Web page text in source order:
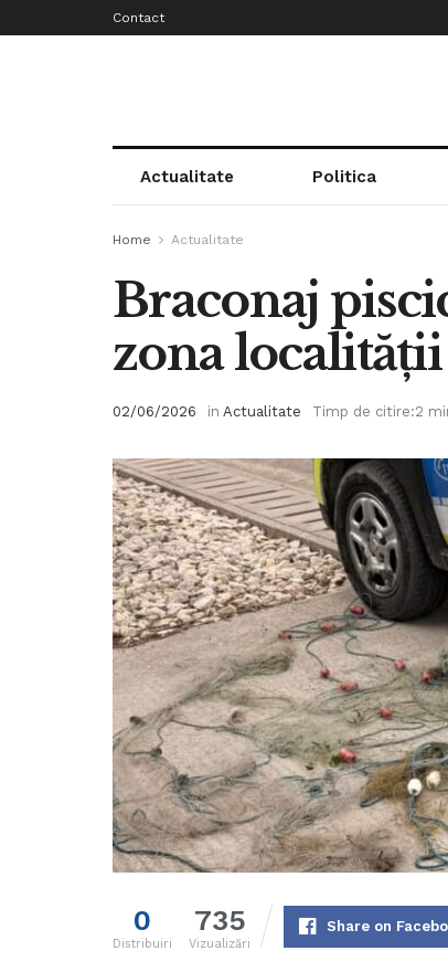
Contact
Actualitate Politica
Home Actualitate
Braconaj
zona
02/06/2026 in Actualitate Timp de citire:2
0
Distribuiri
735
Vizualizări
Share on